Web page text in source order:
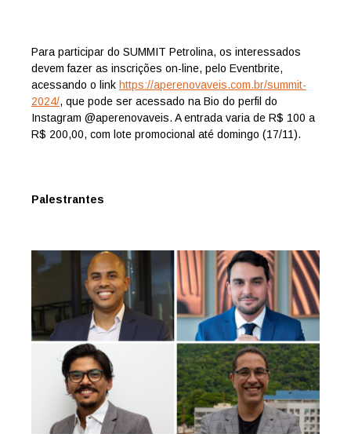
Para participar do SUMMIT Petrolina, os interessados
devem fazer as inscrições on-line, pelo Eventbrite,
acessando o link https://aperenovaveis.com.br/summit-
2024/, que pode ser acessado na Bio do perfil do
Instagram @aperenovaveis. A entrada varia de R$ 100 a
R$ 200,00, com lote promocional até domingo (17/11).
Palestrantes